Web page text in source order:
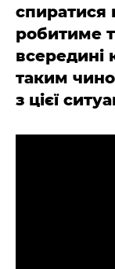
спиратися
робитиме
всередині
таким
з цієї